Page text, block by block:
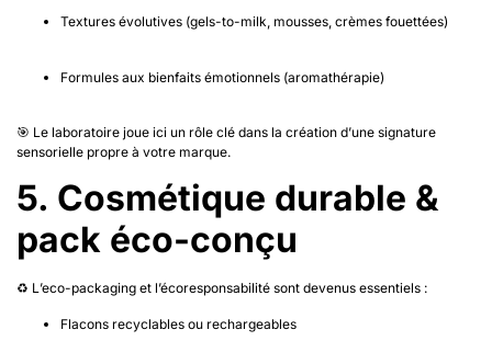
Textures évolutives (gels-to-milk, mousses, crèmes fouettées)
Formules aux bienfaits émotionnels (aromathérapie)
🎯 Le laboratoire joue ici un rôle clé dans la création d’une signature
sensorielle propre à votre marque.
5. Cosmétique durable &
pack éco-conçu
♻️ L’eco-packaging et l’écoresponsabilité sont devenus essentiels :
Flacons recyclables ou rechargeables